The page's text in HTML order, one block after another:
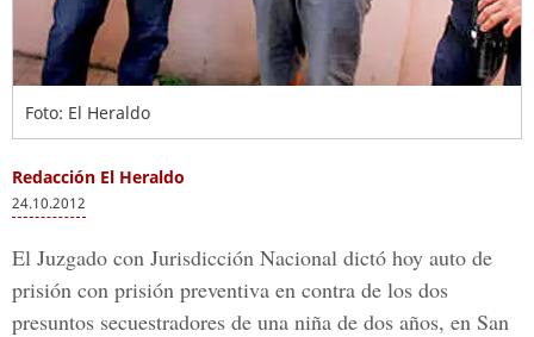
Foto: El Heraldo
Redacción El Heraldo
24.10.2012
El Juzgado con Jurisdicción Nacional dictó hoy auto de
prisión con prisión preventiva en contra de los dos
presuntos secuestradores de una niña de dos años, en San